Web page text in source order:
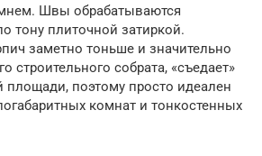
Швы обрабатываются
тону плиточной затиркой.
заметно тоньше и значительно
строительного собрата, «съедает»
поэтому просто идеален
комнат и тонкостенных